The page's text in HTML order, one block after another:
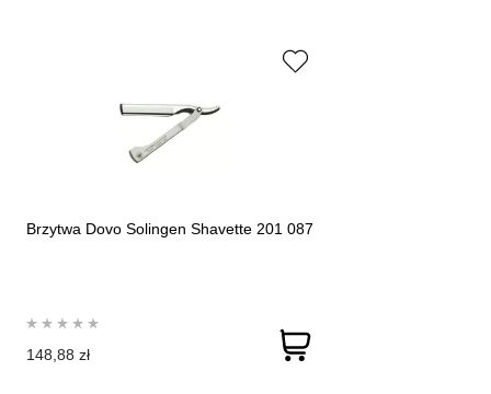
Brzytwa Dovo Solingen Shavette 201 087
148,88 zł